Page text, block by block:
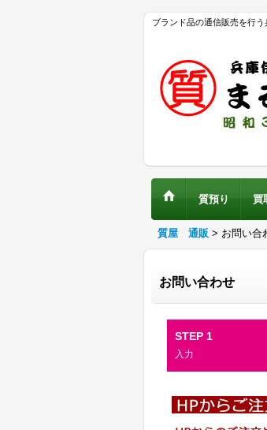
ブランド品の通信販売を行
質預り 買
質屋 通販 > お問い合
お問い合わせ
STEP 1
入力